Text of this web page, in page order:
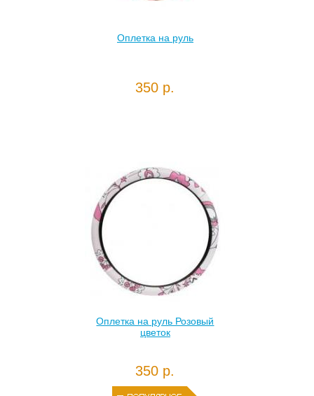
Оплетка на руль
350 р.
Оплетка на руль Розовый
цветок
350 р.